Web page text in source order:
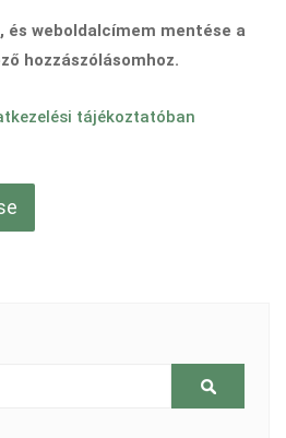
és weboldalcímem mentése a
hozzászólásomhoz.
tájékoztatóban